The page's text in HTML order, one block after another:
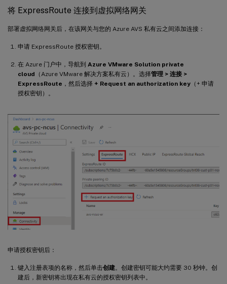
将 ExpressRoute 连接到虚拟网络网关
部署虚拟网络网关后，在该网关与您的 Azure AVS 私有云之间添加连接：
申请 ExpressRoute 授权密钥。
在 Azure 门户中，导航到 Azure VMware Solution private
cloud （Azure VMware 解决方案私有云）。选择管理 > 连接 >
ExpressRoute ，然后选择 + Request an authorization key （+ 申请
授权密钥）。
申请授权密钥后：
键入注册表项的名称，然后单击创建。创建密钥可能大约需要 30 秒钟。创
建后，新密钥将出现在私有云的授权密钥列表中。